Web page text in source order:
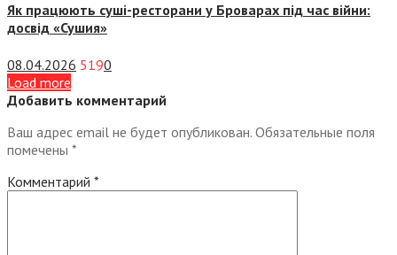
Як працюють суші-ресторани у Броварах під час війни:
досвід «Сушия»
08.04.2026 5190
Load more
Добавить комментарий
Ваш адрес email не будет опубликован. Обязательные поля
помечены *
Комментарий *